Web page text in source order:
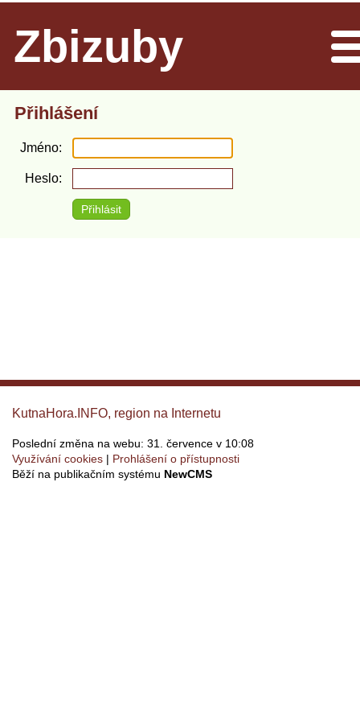
Zbizuby
Přihlášení
Jméno
Heslo
KutnaHora.INFO, region na Internetu
Poslední změna na webu: 31. července v 10:08
Využívání cookies
Prohlášení o přístupnosti
Běží na publikačním systému NewCMS